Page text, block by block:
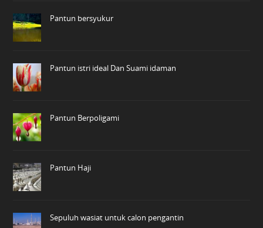
Pantun bersyukur
Pantun istri ideal Dan Suami idaman
Pantun Berpoligami
Pantun Haji
Sepuluh wasiat untuk calon pengantin